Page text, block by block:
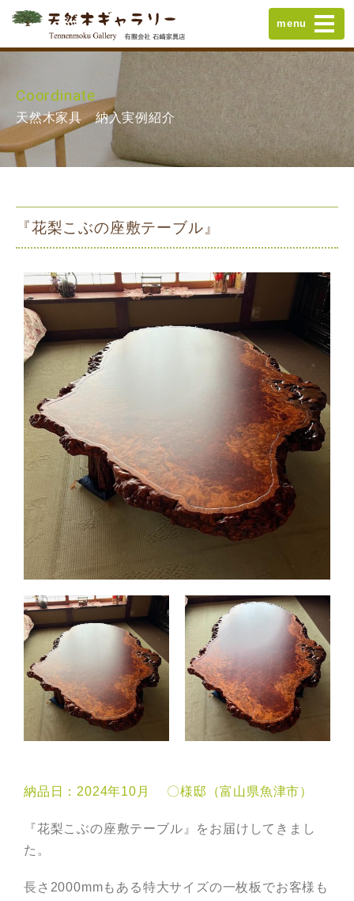
menu
Coordinate
天然木家具 納入実例紹介
『花梨こぶの座敷テーブル』
納品日：2024年10月 〇様邸（富山県魚津市）
『花梨こぶの座敷テーブル』をお届けしてきまし
た。
長さ2000mmもある特大サイズの一枚板でお客様も